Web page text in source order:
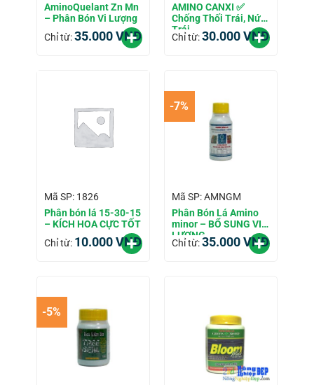
AminoQuelant Zn Mn
– Phân Bón Vi Lượng
Chỉ từ:35.000VNĐ
AMINO CANXI ✅
Chống Thối Trái, Nứt
Trái
Chỉ từ:30.000VNĐ
Mã SP: 1826
Phân bón lá 15-30-15
– KÍCH HOA CỰC TỐT
Chỉ từ: 10.000VNĐ
-7%
Mã SP: AMNGM
Phân Bón Lá Amino
minor – BỔ SUNG VI
LƯỢNG
Chỉ từ:35.000VNĐ
-5%